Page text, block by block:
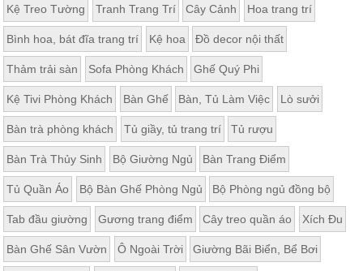
Kệ Treo Tường Tranh Trang Trí Cây Cảnh Hoa trang trí
Bình hoa, bát đĩa trang trí Kệ hoa Đồ decor nội thất
Thảm trải sàn Sofa Phòng Khách Ghế Quý Phi
Kệ Tivi Phòng Khách Bàn Ghế Bàn, Tủ Làm Việc Lò sưởi
Bàn trà phòng khách Tủ giầy, tủ trang trí Tủ rượu
Bàn Trà Thủy Sinh Bộ Giường Ngủ Bàn Trang Điểm
Tủ Quần Áo Bộ Bàn Ghế Phòng Ngủ Bộ Phòng ngủ đồng bộ
Tab đầu giường Gương trang điểm Cây treo quần áo Xích Đu
Bàn Ghế Sân Vườn Ô Ngoài Trời Giường Bãi Biển, Bể Bơi